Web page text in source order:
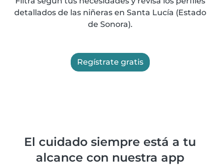
detallados de las niñeras en Santa Lucía (Estado
de Sonora).
Regístrate gratis
El cuidado siempre está a tu
alcance con nuestra app